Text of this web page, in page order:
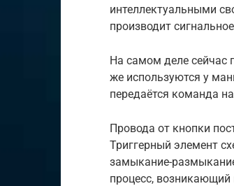
интеллектуальными
производит
На самом деле сейчас
же используются у
передаётся команда
Провода от кнопки
Триггерный элемент
замыкание-
процесс,